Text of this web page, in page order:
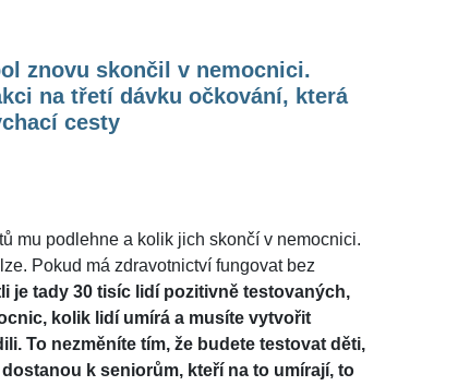
znovu skončil v nemocnici.
na třetí dávku očkování, která
cesty
mu podlehne a kolik jich skončí v nemocnici.
Pokud má zdravotnictví fungovat bez
je tady 30 tisíc lidí pozitivně testovaných,
kolik lidí umírá a musíte vytvořit
To nezměníte tím, že budete testovat děti,
k seniorům, kteří na to umírají, to